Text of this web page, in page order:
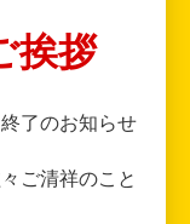
挨拶
了のお知らせ
ご清祥のこと